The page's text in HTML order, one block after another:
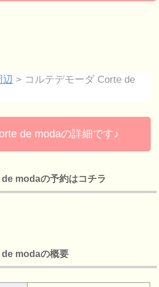
辺 > コルテデモーダ Corte de
de modaの詳細です♪
modaの予約はコチラ
modaの概要